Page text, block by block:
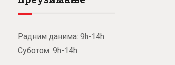
Радним данима: 9h-14h
Суботом: 9h-14h